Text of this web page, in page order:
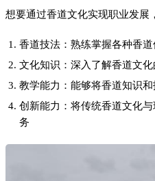
想要通过香道文化实现职业发展
香道技法：熟练掌握各种香
文化知识：深入了解香道文
教学能力：能够将香道知识和
创新能力：将传统香道文化
务